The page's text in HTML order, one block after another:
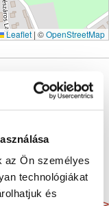
az Ön személyes
technológiákat
és
Leaflet | ©OpenStreetMap
7 946 db